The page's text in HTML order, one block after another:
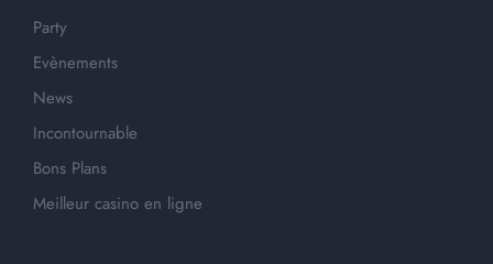
Party
Evènements
News
Incontournable
Bons Plans
Meilleur casino en ligne